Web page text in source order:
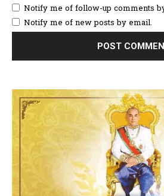
Notify me of follow-up comments
Notify me of new posts by email.